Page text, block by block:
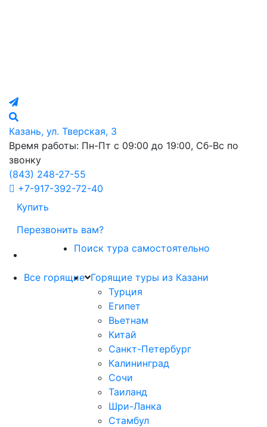
Казань, ул. Тверская, 3
Время работы: Пн-Пт с 09:00 до 19:00, Сб-Вс по
звонку
(843) 248-27-55
+7-917-392-72-40
Купить
Перезвонить вам?
Поиск тура самостоятельно
Все горящие Горящие туры из Казани
Турция
Египет
Вьетнам
Китай
Санкт-Петербург
Калининград
Сочи
Таиланд
Шри-Ланка
Стамбул